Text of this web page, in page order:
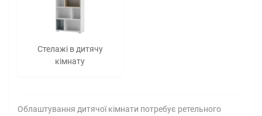
Стелажі в дитячу
кімнату
Облаштування дитячої кімнати потребує ретельного